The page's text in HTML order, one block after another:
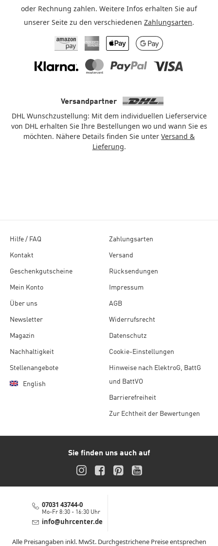
oder Rechnung zahlen. Weitere Infos erhalten Sie auf
unserer Seite zu den verschiedenen Zahlungsarten.
Amazon PayAmerican Express
Apple Pay Google Pay
Klarna MastercardPayPal Visa
Versandpartner
DHL Wunschzustellung: Mit dem individuellen Lieferservice
von DHL erhalten Sie Ihre Bestellungen wo und wann Sie es
möchten. Nähere Details finden Sie unter Versand &
Lieferung.
Hilfe / FAQ
Kontakt
Geschenkgutscheine
Mein Konto
Über uns
Newsletter
Magazin
Nachhaltigkeit
Stellenangebote
English
Zahlungsarten
Versand
Rücksendungen
Impressum
AGB
Widerrufsrecht
Datenschutz
Cookie-Einstellungen
Hinweise nach ElektroG, BattG
und BattVO
Barrierefreiheit
Zur Echtheit der Bewertungen
Sie finden uns auch auf
InstagramFacebookPinterest
Service-Hotline
07031 43744-0
Mo-Fr 8:30 - 16:30 Uhr
Service E-Mail
info@uhrcenter.de
Alle Preisangaben inkl. MwSt. Durchgestrichene Preise entsprechen